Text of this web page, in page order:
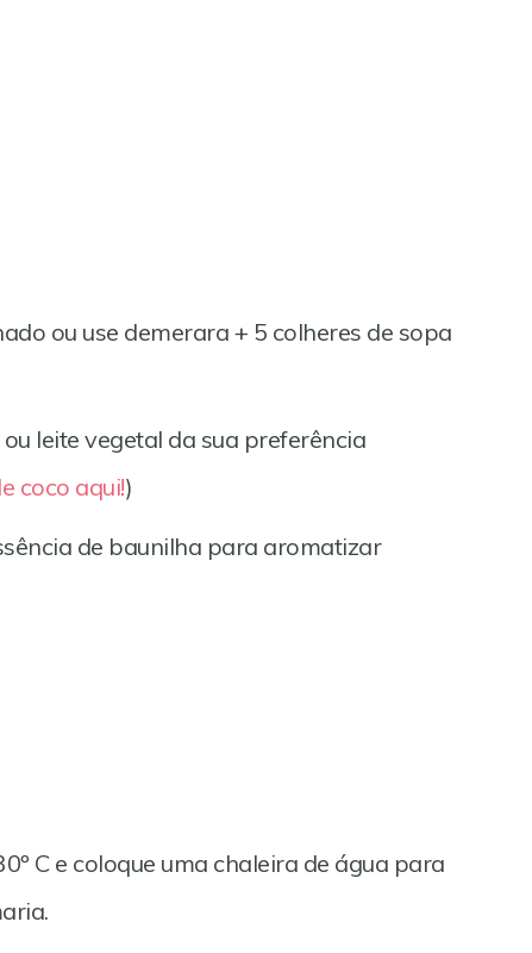
ou use demerara + 5 colheres de sopa
leite vegetal da sua preferência
coco aqui!)
de baunilha para aromatizar
C e coloque uma chaleira de água para